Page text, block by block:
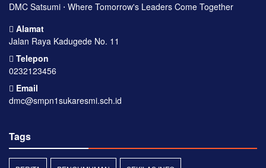
DMC Satsumi ⋅ Where Tomorrow's Leaders Come Together
Alamat
Jalan Raya Kadugede No. 11
Telepon
0232123456
Email
dmc@smpn1sukaresmi.sch.id
Tags